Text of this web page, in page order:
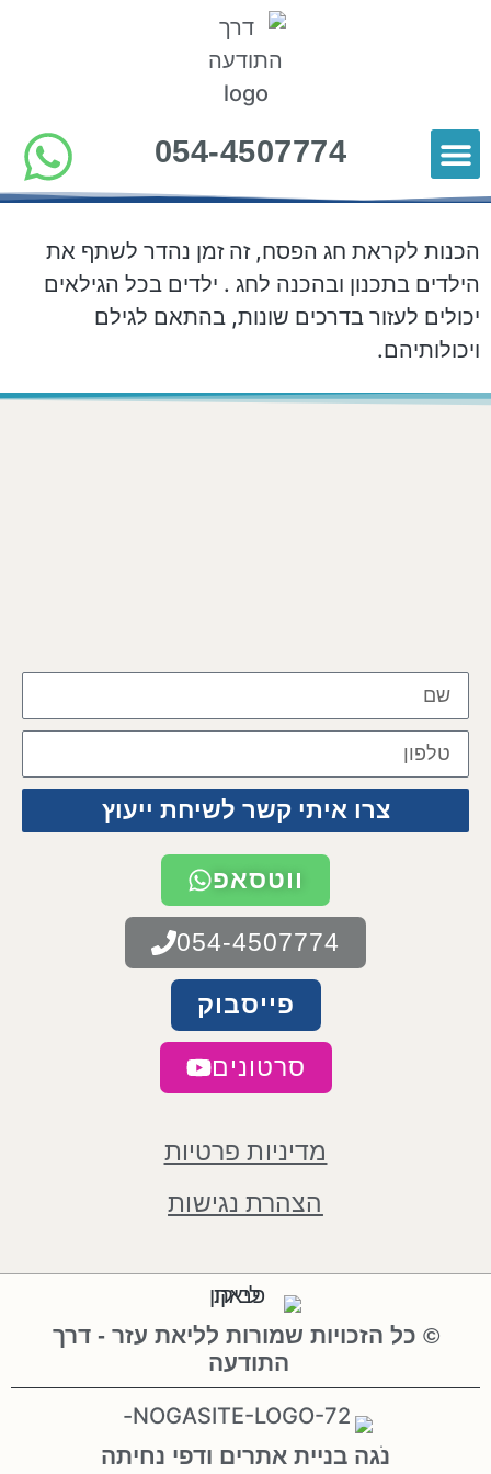
054-4507774
הכנות לקראת חג הפסח, זה זמן נהדר לשתף את
הילדים בתכנון ובהכנה לחג . ילדים בכל הגילאים
יכולים לעזור בדרכים שונות, בהתאם לגילם
ויכולותיהם.
צרו איתי קשר לשיחת ייעוץ
ווטסאפ
054-4507774
פייסבוק
סרטונים
הצהרת נגישות
מדיניות פרטיות
© כל הזכויות שמורות לליאת עזר - דרך
התודעה
נֹגה בניית אתרים ודפי נחיתה